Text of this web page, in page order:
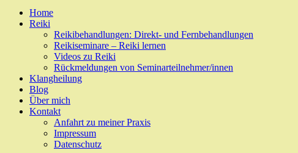
Skip
Home
Reiki
Reikibehandlungen: Direkt- und Fernbehandlungen
Reikiseminare – Reiki lernen
Videos zu Reiki
Rückmeldungen von Seminarteilnehmer/innen
Klangheilung
Blog
Über mich
Kontakt
Anfahrt zu meiner Praxis
Impressum
Datenschutz